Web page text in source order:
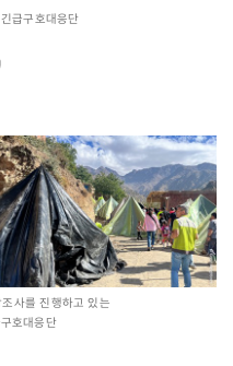
급구호대응단
사를 진행하고 있는
호대응단